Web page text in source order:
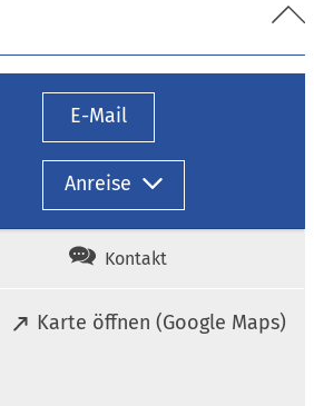
E-Mail
Anreise
Kontakt
Karte öffnen (Google Maps)
(